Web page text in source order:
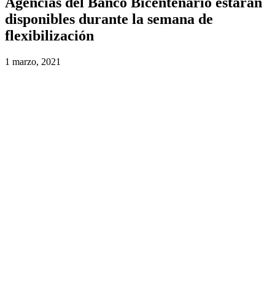
disponibles durante la semana de
flexibilización
1 marzo, 2021